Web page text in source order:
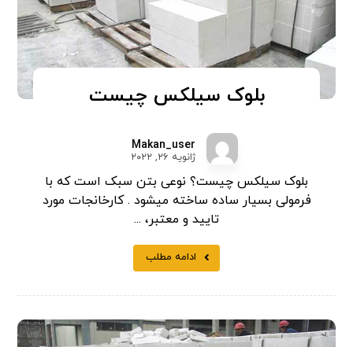
بلوک سیلکس چیست
Makan_user
ژانویه ۲۶, ۲۰۲۲
بلوک سیلکس چیست؟ نوعی بتن سبک است که با
فرمولی بسیار ساده ساخته میشود . کارخانجات مورد
تایید و معتبر، ...
ادامه مطلب